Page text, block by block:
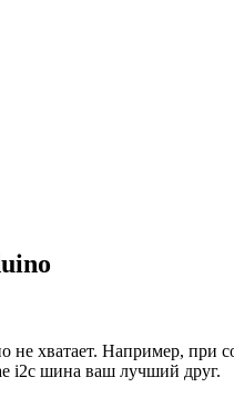
не хватает. Например, при
i2c шина ваш лучший друг.